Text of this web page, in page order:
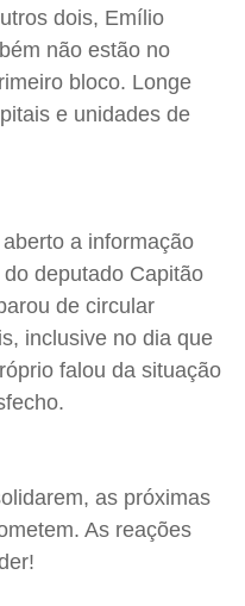
dois, Emílio
não estão no
bloco. Longe
e unidades de
a informação
deputado Capitão
de circular
inclusive no dia que
falou da situação
as próximas
As reações